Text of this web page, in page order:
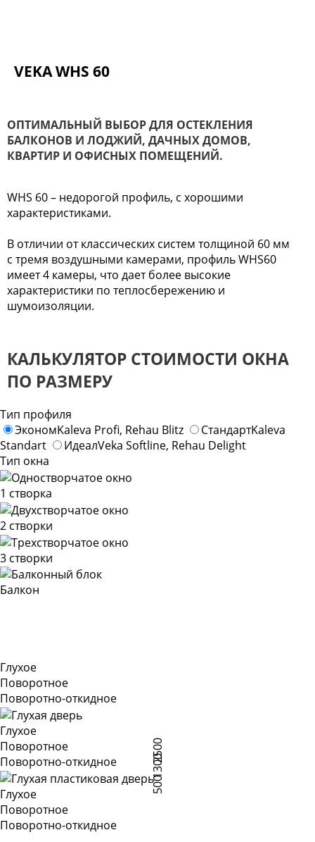
VEKA WHS 60
ОПТИМАЛЬНЫЙ ВЫБОР ДЛЯ ОСТЕКЛЕНИЯ
БАЛКОНОВ И ЛОДЖИЙ, ДАЧНЫХ ДОМОВ,
КВАРТИР И ОФИСНЫХ ПОМЕЩЕНИЙ.
WHS 60 – недорогой профиль, с хорошими
характеристиками.
В отличии от классических систем толщиной 60 мм
с тремя воздушными камерами, профиль WHS60
имеет 4 камеры, что дает более высокие
характеристики по теплосбережению и
шумоизоляции.
КАЛЬКУЛЯТОР СТОИМОСТИ ОКНА
ПО РАЗМЕРУ
Тип профиля
ЭкономKaleva Profi, Rehau Blitz СтандартKaleva
Standart
ИдеалVeka Softline, Rehau Delight
Тип окна
1 створка
2 створки
3 створки
Балкон
2500
1300
500
Глухое
Поворотное
Поворотно-откидное
Глухое
Поворотное
Поворотно-откидное
Глухое
Поворотное
Поворотно-откидное